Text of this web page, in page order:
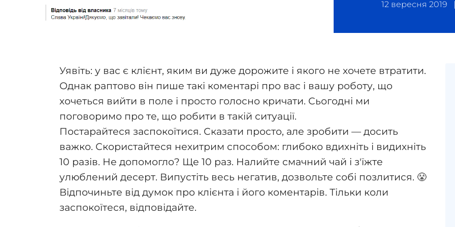
12 вересня 2019
Уявіть: у вас є клієнт, яким ви дуже дорожите і якого не хочете втратити.
Однак раптово він пише такі коментарі про вас і вашу роботу, що
хочеться вийти в поле і просто голосно кричати. Сьогодні ми
поговоримо про те, що робити в такій ситуації.
Постарайтеся заспокоїтися. Сказати просто, але зробити — досить
важко. Скористайтеся нехитрим способом: глибоко вдихніть і видихніть
10 разів. Не допомогло? Ще 10 раз. Налийте смачний чай і з'їжте
улюблений десерт. Випустіть весь негатив, дозвольте собі позлитися. 😤
Відпочиньте від думок про клієнта і його коментарів. Тільки коли
заспокоїтеся, відповідайте.